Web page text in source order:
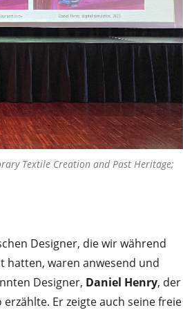
Textile Creation and Past Heritage;
Designer, die wir während
hatten, waren anwesend und
Designer, Daniel Henry, der
Er zeigte auch seine freie